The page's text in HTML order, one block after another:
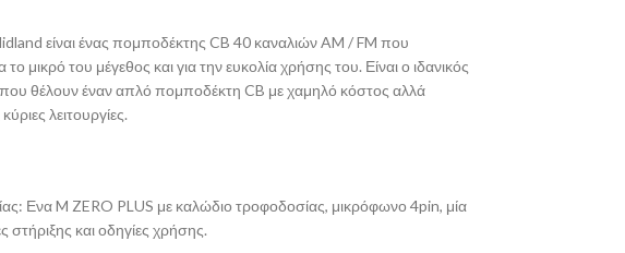
είναι ένας πομποδέκτης CB 40 καναλιών AM / FM που
το μικρό του μέγεθος και για την ευκολία χρήσης του. Είναι ο ιδανικός
που θέλουν έναν απλό πομποδέκτη CB με χαμηλό κόστος αλλά
λειτουργίες.
Ενα M ZERO PLUS με καλώδιο τροφοδοσίας, μικρόφωνο 4pin, μία
και οδηγίες χρήσης.